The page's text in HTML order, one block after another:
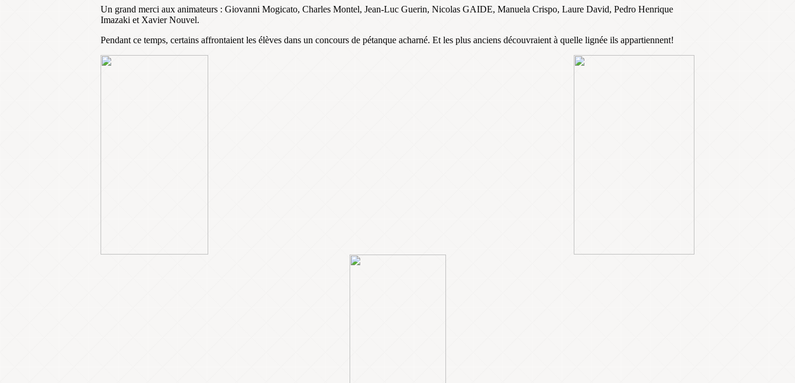
Un grand merci aux animateurs : Giovanni Mogicato, Charles Montel, Jean-Luc Guerin, Nicolas GAIDE, Manuela Crispo, Laure David, Pedro Henrique
Imazaki et Xavier Nouvel.
Pendant ce temps, certains affrontaient les élèves dans un concours de pétanque acharné. Et les plus anciens découvraient à quelle lignée ils appartiennent!